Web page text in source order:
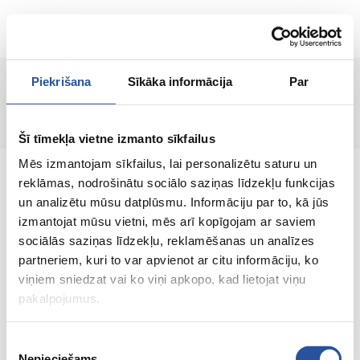
Piekrišana Sīkāka informācija Par
Šī tīmekļa vietne izmanto sīkfailus
Mēs izmantojam sīkfailus, lai personalizētu saturu un
reklāmas, nodrošinātu sociālo saziņas līdzekļu funkcijas
un analizētu mūsu datplūsmu. Informāciju par to, kā jūs
izmantojat mūsu vietni, mēs arī kopīgojam ar saviem
sociālās saziņas līdzekļu, reklamēšanas un analīzes
partneriem, kuri to var apvienot ar citu informāciju, ko
viņiem sniedzat vai ko viņi apkopo, kad lietojat viņu
pakalpojumus.
RU
Страница не найдена!
Интернет-магазин с выгодными ценами и
качественными товарами, где
удовлетворённость клиента является нашей
главной ценностью.
Vse dlja vashego doma i sada!